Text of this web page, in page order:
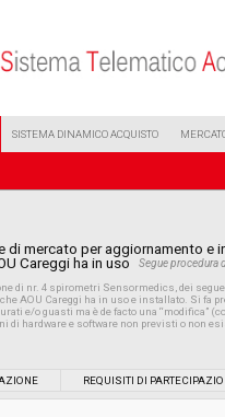
SISTEMA DINAMICO ACQUISTO
di mercato per aggiornamento
Careggi ha in uso
Segue procedura
di nr. 4 spirometri Sensormedics, dei
AOU Careggi ha in uso e installato. Si fa
e/o guasti ma è de facto una “modifica”
di hardware e software non previsti o non
REQUISITI DI